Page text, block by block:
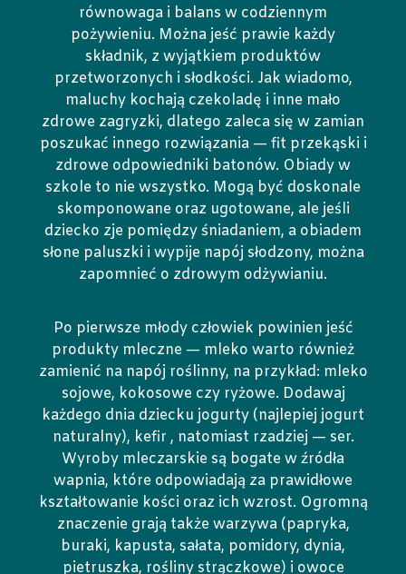
równowaga i balans w codziennym
pożywieniu. Można jeść prawie każdy
składnik, z wyjątkiem produktów
przetworzonych i słodkości. Jak wiadomo,
maluchy kochają czekoladę i inne mało
zdrowe zagryzki, dlatego zaleca się w zamian
poszukać innego rozwiązania — fit przekąski i
zdrowe odpowiedniki batonów. Obiady w
szkole to nie wszystko. Mogą być doskonale
skomponowane oraz ugotowane, ale jeśli
dziecko zje pomiędzy śniadaniem, a obiadem
słone paluszki i wypije napój słodzony, można
zapomnieć o zdrowym odżywianiu.
Po pierwsze młody człowiek powinien jeść
produkty mleczne — mleko warto również
zamienić na napój roślinny, na przykład: mleko
sojowe, kokosowe czy ryżowe. Dodawaj
każdego dnia dziecku jogurty (najlepiej jogurt
naturalny), kefir , natomiast rzadziej — ser.
Wyroby mleczarskie są bogate w źródła
wapnia, które odpowiadają za prawidłowe
kształtowanie kości oraz ich wzrost. Ogromną
znaczenie grają także warzywa (papryka,
buraki, kapusta, sałata, pomidory, dynia,
pietruszka, rośliny strączkowe) i owoce